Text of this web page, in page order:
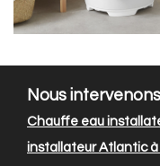
Nous
Chauffe eau
installateur Atlantic à